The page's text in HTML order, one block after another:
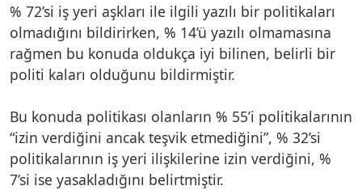
% 72’si iş yeri aşkları ile ilgili yazılı bir politikaları
olmadığını bildirirken, % 14’ü yazılı olmamasına
rağmen bu konuda oldukça iyi bilinen, belirli bir
politi kaları olduğunu bildirmiştir.
Bu konuda politikası olanların % 55’i politikalarının
“izin verdiğini ancak teşvik etmediğini”, % 32’si
politikalarının iş yeri ilişkilerine izin verdiğini, %
7’si ise yasakladığını belirtmiştir.